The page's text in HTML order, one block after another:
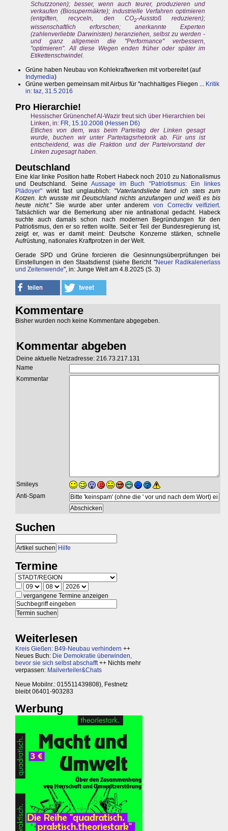
Schutzzonen); besser, wenn auch teurer, produzieren und
verkaufen (Biosupermäkrte); industrielle Verfahren optimieren
(entgiften, recyceln, den CO2-Ausstoß reduzieren);
wissenschaftlich erforschen; anerkannte Experten
(zahlenverliebte Darwinisten) heranziehen, selbst zu werden -
und ganz allgemein die "Performance" verbessern,
"optimieren". All diese Wegen enden früher oder später im
Etikettenschwindel.
Grüne haben Neubau von Kohlekraftwerken mit vorbereitet (auf
Indymedia)
Grüne werben gemeinsam mit Airbus für "nachhaltiges Fliegen ... Kritik
in: taz, 31.5.2016
Pro Hierarchie!
Hessischer Grünenchef Al-Wazir freut sich über Hierarchien bei
Linken, in: FR, 15.10.2008 (Hessen D6)
Etliches von dem, was beim Parteitag der Linken gesagt
wurde, buchen wir unter Parteitagsrhetorik ab. Für uns ist
entscheidend, was die Fraktion und der Parteivorstand der
Linken zugesagt haben.
Deutschland
Eine klar linke Position hatte Robert Habeck noch 2010 zu Nationalismus
und Deutschland. Seine Aussage im Buch "Patriotismus: Ein linkes
Plädoyer" wirkt fast unglaublich: "Vaterlandsliebe fand ich stets zum
Kotzen. Ich wusste mit Deutschland nichts anzufangen und weiß es bis
heute nicht." Sie wurde aber unter anderemvon Correctiv veifiziert.
Tatsächlich war die Bemerkung aber nie antinational gedacht. Habeck
suchte auch damals schon nach modernen Begründungen für den
Patriotismus, den er so retten wollte. Seit er Teil der Bundesregierung ist,
zeigt er, was er damit meint: Deutsche Konzerne stärken, schnelle
Aufrüstung, nationales Kraftprotzen in der Welt.
Gerade SPD und Grüne forcieren die Gesinnungsüberprüfungen bei
Einstellungen in den Staatsdienst (siehe Bericht "Neuer Radikalenerlass
und Zeitenwende", in: Junge Welt am 4.8.2025 (S. 3)
Kommentare
Bisher wurden noch keine Kommentare abgegeben.
Kommentar abgeben
Deine aktuelle Netzadresse: 216.73.217.131
Name
Kommentar
Smileys
Anti-Spam
Suchen
Hilfe
Termine
vergangene Termine anzeigen
Weiterlesen
Kreis Gießen: B49-Neubau verhindern ++
Neues Buch: Die Demokratie überwinden,
bevor sie sich selbst abschafft++ Nichts mehr
verpassen: Mailverteiler&Chats
Neue Mobilnr.: 015511439808), Festnetz
bleibt 06401-903283
Werbung